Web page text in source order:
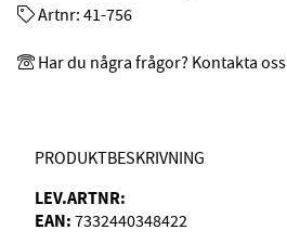
PRODUKTBESKRIVNING
LEV.ARTNR:
EAN: 7332440348422
Artnr: 41-756
Har du några frågor? Kontakta oss